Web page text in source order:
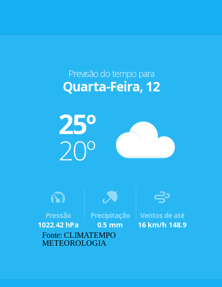
Previsão do tempo para
Quarta-Feira, 12
25º
20º
Pressão
1022.42 hPa
Precipitação
0.5 mm
Ventos de até
16 km/h 148.9
Fonte: CLIMATEMPO
METEOROLOGIA